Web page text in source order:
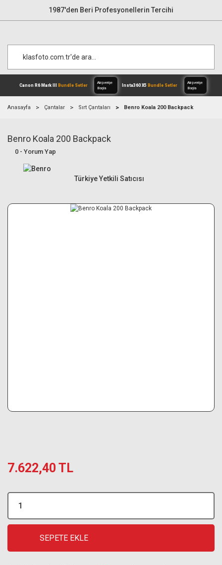
1987'den Beri Profesyonellerin Tercihi
Canon R6 Mark IIIBundle Setler
Anasayfa Çantalar Sırt Çantaları Benro Koala 200 Backpack
Benro Koala 200 Backpack
0 - Yorum Yap
Türkiye Yetkili Satıcısı
7.622,40 TL
SEPETE EKLE